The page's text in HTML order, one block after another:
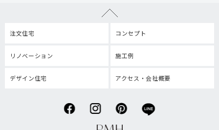
注文住宅 コンセプト
リノベーション 施工例
デザイン住宅 アクセス・会社概要